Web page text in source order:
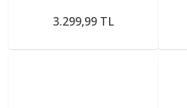
3.299,99 TL